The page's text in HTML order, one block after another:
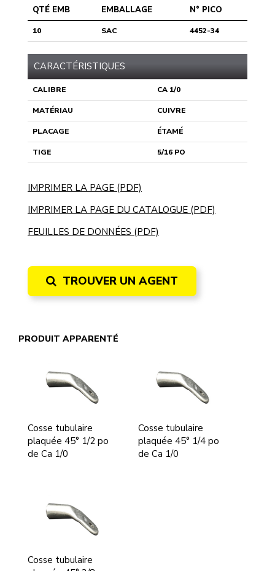
QTÉ EMB EMBALLAGE N° PICO
10 SAC 4452-34
CARACTÉRISTIQUES
CALIBRE CA 1/0
MATÉRIAU CUIVRE
PLACAGE ÉTAMÉ
TIGE 5/16 PO
IMPRIMER LA PAGE (PDF)
IMPRIMER LA PAGE DU CATALOGUE (PDF)
FEUILLES DE DONNÉES (PDF)
TROUVER UN AGENT
PRODUIT APPARENTÉ
Cosse tubulaire
plaquée 45° 1/2 po
de Ca 1/0
Cosse tubulaire
plaquée 45° 1/4 po
de Ca 1/0
Cosse tubulaire